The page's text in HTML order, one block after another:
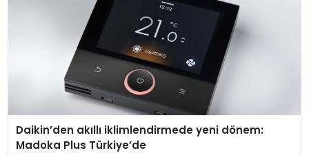
Daikin’den akıllı iklimlendirmede yeni dönem:
Madoka Plus Türkiye’de